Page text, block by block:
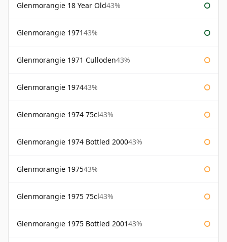
Glenmorangie 18 Year Old43%
Glenmorangie 197143%
Glenmorangie 1971 Culloden43%
Glenmorangie 197443%
Glenmorangie 1974 75cl43%
Glenmorangie 1974 Bottled 200043%
Glenmorangie 197543%
Glenmorangie 1975 75cl43%
Glenmorangie 1975 Bottled 200143%